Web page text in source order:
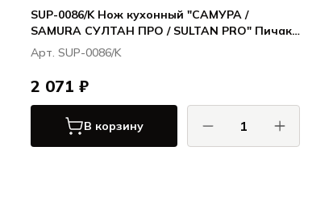
SUP-0086/K Нож кухонный "САМУРА /
SAMURA СУЛТАН ПРО / SULTAN PRO" Пичак
161 мм, ТЭП, AUS-8
Арт. SUP-0086/K
2 071 ₽
В корзину